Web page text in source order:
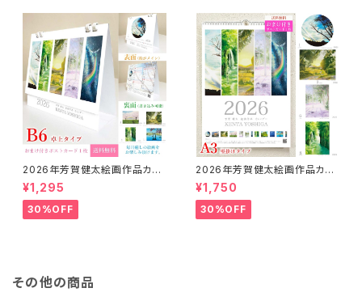
2026年芳賀健太絵画作品カレ
ンダー（卓上タイプB6）※おまけ
のポストカード付き
¥1,295
30%OFF
2026年芳賀健太絵画作品カレ
ンダー（壁掛けA3）※おまけの
ポストカード付き
¥1,750
30%OFF
その他の商品